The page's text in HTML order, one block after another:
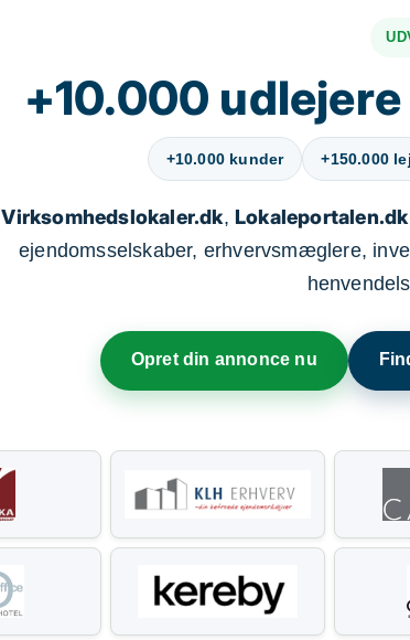
+10.000
+10.000 kunder +150.000
Virksomhedslokaler.dk, Lokaleportalen.dk
ejendomsselskaber, erhvervsmæglere,
Opret din annonce nu